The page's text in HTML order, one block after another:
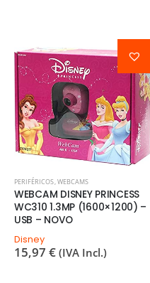
PERIFÉRICOS,WEBCAMS
WEBCAM DISNEY PRINCESS
WC310 1.3MP (1600×1200) –
USB – NOVO
Disney
15,97 € (IVA Incl.)